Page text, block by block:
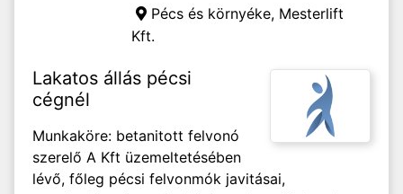
Pécs és környéke, Mesterlift
Kft.
Lakatos állás pécsi
cégnél
Munkaköre: betanitott felvonó
szerelő A Kft üzemeltetésében
lévő, főleg pécsi felvonmók javitásai,